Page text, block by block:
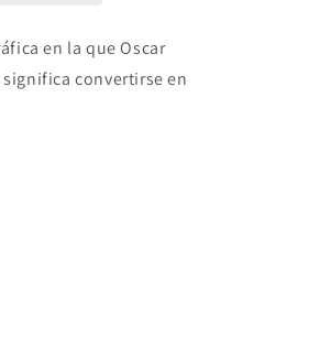
en la que Oscar
convertirse en